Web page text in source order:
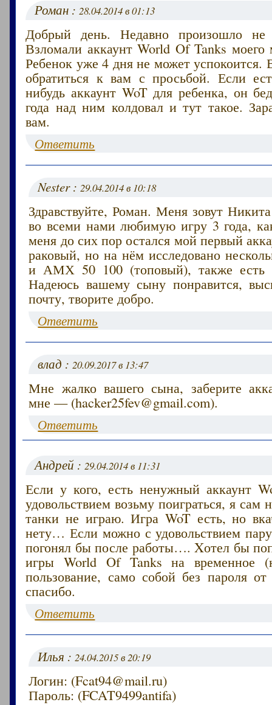
Роман :28.04.2014 в 01:13
Добрый день. Недавно произошло не
Взломали аккаунт World Of Tanks
Ребенок уже 4 дня не может успокоится.
обратиться к вам с просьбой. Если
нибудь аккаунт WoT для ребенка, он
года над ним колдовал и тут такое.
вам.
Ответить
Nester :29.04.2014 в 10:18
Здравствуйте, Роман. Меня зовут
во всеми нами любимую игру 3 года,
меня до сих пор остался мой первый
раковый, но на нём исследовано
и АМХ 50 100 (топовый), также есть
Надеюсь вашему сыну понравится,
почту, творите добро.
Ответить
влад :20.09.2017 в 13:47
Мне жалко вашего сына, заберите
мне — (hacker25fev@gmail.com).
Ответить
Андрей :29.04.2014 в 11:31
Если у кого, есть ненужный аккаунт
удовольствием возьму поиграться, я сам
танки не играю. Игра WoT есть, но
нету… Если можно с удовольствием
погонял бы после работы…. Xотел бы
игры World Of Tanks на временное
пользование, само собой без пароля
спасибо.
Ответить
Илья :24.04.2015 в 20:19
Логин: (Fcat94@mail.ru)
Пароль: (FCAT9499antifa)